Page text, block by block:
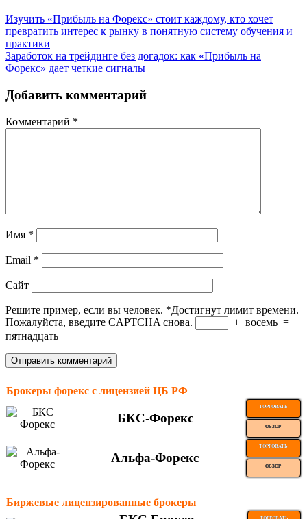
Изучить «Прибыль на Форекс» стоит каждому, кто хочет
превратить интерес к рынку в понятную систему обучения и
практики
Заработок на трейдинге без догадок: как «Прибыль на
Форекс» дает четкие сигналы
Добавить комментарий
Комментарий *
Имя *
Email *
Сайт
Решите пример, если вы человек. *Достигнут лимит времени.
Пожалуйста, введите CAPTCHA снова.
+ восемь =
пятнадцать
Брокеры форекс с лицензией ЦБ РФ
БКС-Форекс
ТОРГОВАТЬ
ОБЗОР
Альфа-Форекс
ТОРГОВАТЬ
ОБЗОР
Биржевые лицензированные брокеры